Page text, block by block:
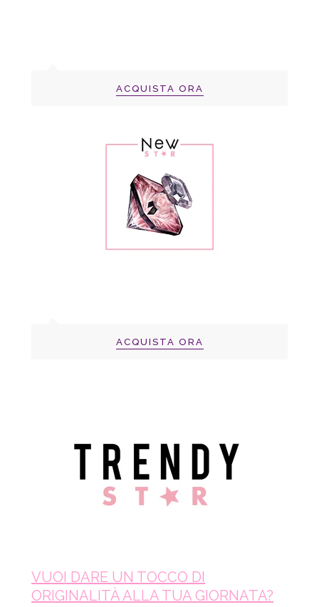
ACQUISTA ORA
ACQUISTA ORA
VUOI DARE UN TOCCO DI
ORIGINALITÀ ALLA TUA GIORNATA?